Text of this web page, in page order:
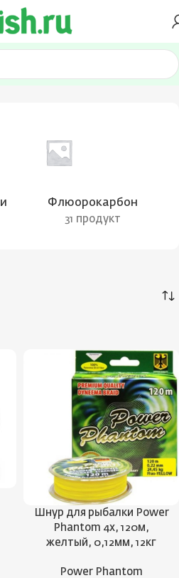
33
Флюорокарбон
31 продукт
Шнур для рыбалки Power
Phantom 4x, 120м,
желтый, 0,12мм, 12кг
Power Phantom